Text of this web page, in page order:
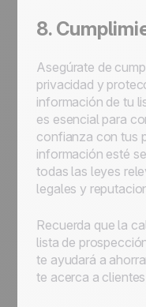
8.
Asegúrate de
privacidad y
información de tu
es esencial para
confianza con tus
información esté
todas las leyes
legales y
Recuerda que la
lista de
te ayudará a
te acerca a